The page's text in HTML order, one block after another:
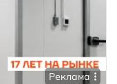
Реклама